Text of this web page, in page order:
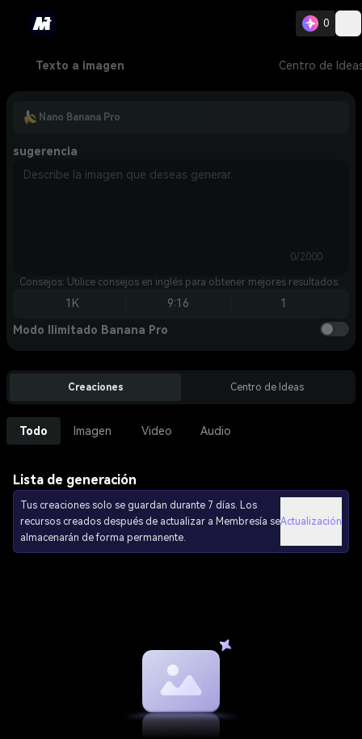
0
Texto a imagen Centro de
Nano Banana Pro
sugerencia
0/2000
Consejos: Utilice consejos en inglés para obtener mejores resultados.
1K 9:16 1
Modo Ilimitado Banana Pro
Creaciones Centro de Ideas
Todo Imagen Video Audio
Lista de generación
Tus creaciones solo se guardan durante 7 días. Los
recursos creados después de actualizar a Membresía se
almacenarán de forma permanente.
Actualización